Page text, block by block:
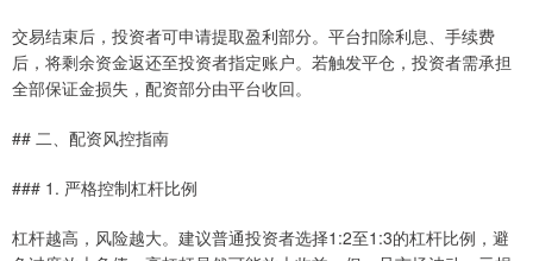
交易结束后，投资者可申请提取盈利部分。平台扣除利息、手续费
后，将剩余资金返还至投资者指定账户。若触发平仓，投资者需承担
全部保证金损失，配资部分由平台收回。
## 二、配资风控指南
### 1. 严格控制杠杆比例
杠杆越高，风险越大。建议普通投资者选择1:2至1:3的杠杆比例，避